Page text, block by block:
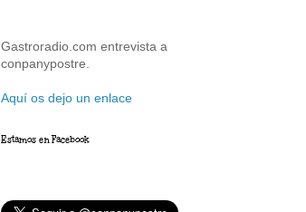
Gastroradio.com entrevista a
conpanypostre.
Aquí os dejo un enlace
Estamos en Facebook